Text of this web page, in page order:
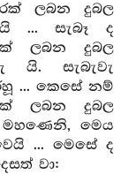
ලබන දුබල
... සැබෑ ද
ලබන දුබල
යි. සැබැවැ
... කෙසේ නම්
ලබන දුබල
මහණෙනි, මෙය
... මෙසේ ද
වා: